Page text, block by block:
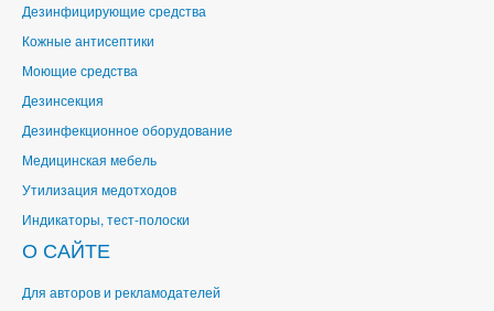
Дезинфицирующие средства
Кожные антисептики
Моющие средства
Дезинсекция
Дезинфекционное оборудование
Медицинская мебель
Утилизация медотходов
Индикаторы, тест-полоски
О САЙТЕ
Для авторов и рекламодателей